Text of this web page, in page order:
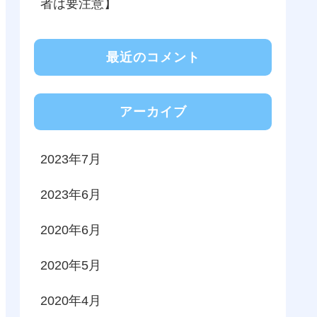
者は要注意】
最近のコメント
アーカイブ
2023年7月
2023年6月
2020年6月
2020年5月
2020年4月